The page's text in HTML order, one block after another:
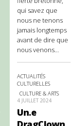
qui savez que
nous ne tenons
jamais longtemps
avant de dire que
nous venons...
ACTUALITÉS
CULTURELLES
CULTURE & ARTS
4 JUILLET 2024
Un.e